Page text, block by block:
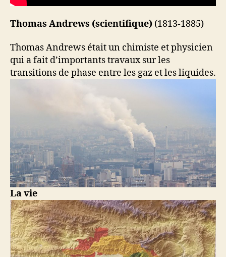
Thomas Andrews (scientifique) (1813-1885)
Thomas Andrews était un chimiste et physicien
qui a fait d’importants travaux sur les
transitions de phase entre les gaz et les liquides.
La vie